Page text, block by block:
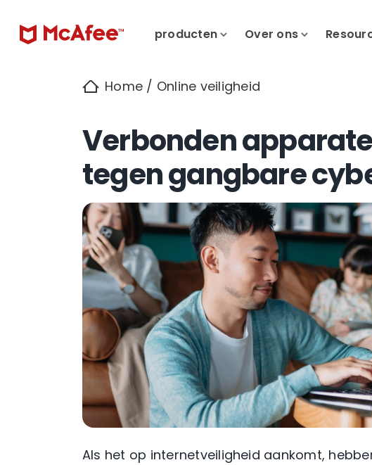
producten Over ons
Home / Online veiligheid
Verbonden
tegen gangbare
Als het op internetveiligheid aankomt,